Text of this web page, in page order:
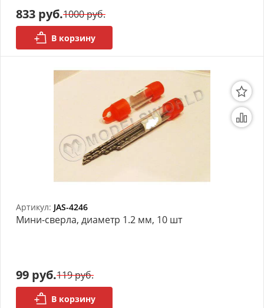
АРХИВ
833 руб.1000 руб.
В корзину
Артикул: JAS-4246
Мини-сверла, диаметр 1.2 мм, 10 шт
99 руб.119 руб.
В корзину